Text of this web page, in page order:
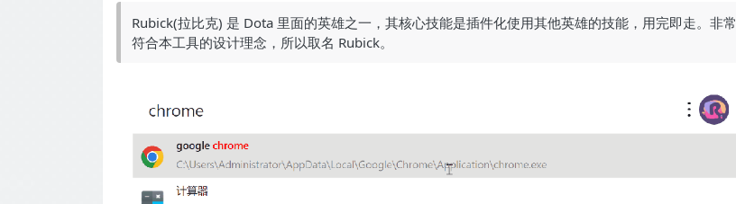
Rubick(拉比克) 是 Dota 里面的英雄之一，其核心技能是插件化使用其他英雄的技能，用完即走。非常
符合本工具的设计理念，所以取名 Rubick。